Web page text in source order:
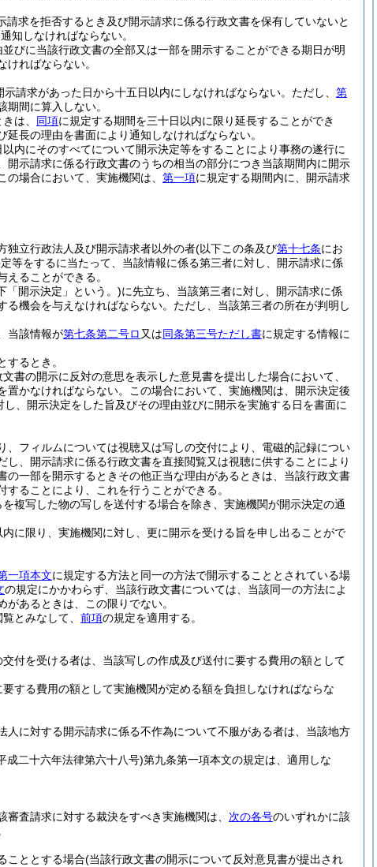
請求を拒否するとき及び開示請求に係る行政文書を保有していないと
知しなければならない。
びに当該行政文書の全部又は一部を開示することができる期日が明
ければならない。
示請求があった日から十五日以内にしなければならない。 ただし、 第
間に算入しない。
は、 同項に規定する期間を三十日以内に限り延長することができ
長の理由を書面により通知しなければならない。
内にそのすべてについて開示決定等をすることにより事務の遂行に
開示請求に係る行政文書のうちの相当の部分につき当該期間内に開示
の場合において、実施機関は、 第一項に規定する期間内に、開示請求
独立行政法人及び開示請求者以外の者(以下この条及び第十七条にお
等をするに当たって、当該情報に係る第三者に対し、開示請求に係
ることができる。
「開示決定」という。)に先立ち、当該第三者に対し、開示請求に係
機会を与えなければならない。 ただし、当該第三者の所在が判明し
当該情報が第七条第二号ロ 又は同条第三号ただし書に規定する情報に
するとき。
書の開示に反対の意思を表示した意見書を提出した場合において、
かなければならない。
この場合において、実施機関は、開示決定後
し、開示決定をした旨及びその理由並びに開示を実施する日を書面に
フィルムについては視聴又は写しの交付により、電磁的記録につい
し、開示請求に係る行政文書を直接閲覧又は視聴に供することにより
一部を開示するときその他正当な理由があるときは、当該行政文書
ることにより、これを行うことができる。
複写した物の写しを送付する場合を除き、実施機関が開示決定の通
に限り、実施機関に対し、更に開示を受ける旨を申し出ることがで
一項本文に規定する方法と同一の方法で開示することとされている場
の規定にかかわらず、当該行政文書については、当該同一の方法によ
あるときは、この限りでない。
とみなして、 前項の規定を適用する。
付を受ける者は、当該写しの作成及び送付に要する費用の額として
する費用の額として実施機関が定める額を負担しなければならな
に対する開示請求に係る不作為について不服がある者は、当該地方
成二十六年法律第六十八号)第九条第一項本文の規定は、適用しな
査請求に対する裁決をすべき実施機関は、 次の各号のいずれかに該
こととする場合(当該行政文書の開示について反対意見書が提出され